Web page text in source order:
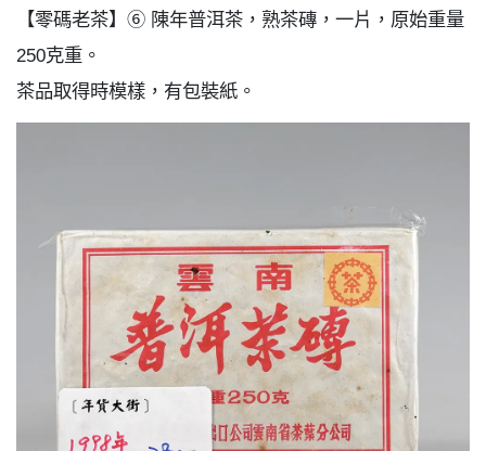
【零碼老茶】⑥ 陳年普洱茶，熟茶磚，一片，原始重量
250克重。
茶品取得時模樣，有包裝紙。